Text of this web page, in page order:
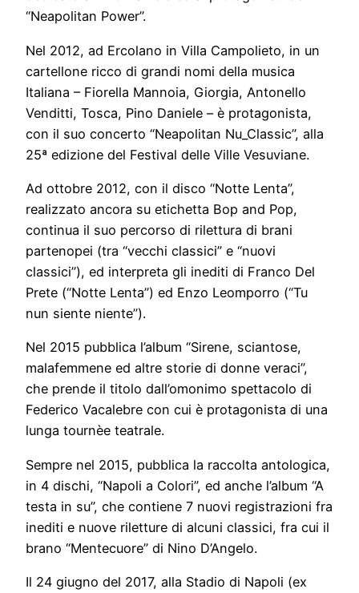
“Neapolitan Power”.
Nel 2012, ad Ercolano in Villa Campolieto, in un
cartellone ricco di grandi nomi della musica
Italiana – Fiorella Mannoia, Giorgia, Antonello
Venditti, Tosca, Pino Daniele – è protagonista,
con il suo concerto “Neapolitan Nu_Classic”, alla
25ª edizione del Festival delle Ville Vesuviane.
Ad ottobre 2012, con il disco “Notte Lenta”,
realizzato ancora su etichetta Bop and Pop,
continua il suo percorso di rilettura di brani
partenopei (tra “vecchi classici” e “nuovi
classici”), ed interpreta gli inediti di Franco Del
Prete (“Notte Lenta”) ed Enzo Leomporro (“Tu
nun siente niente”).
Nel 2015 pubblica l’album “Sirene, sciantose,
malafemmene ed altre storie di donne veraci”,
che prende il titolo dall’omonimo spettacolo di
Federico Vacalebre con cui è protagonista di una
lunga tournèe teatrale.
Sempre nel 2015, pubblica la raccolta antologica,
in 4 dischi, “Napoli a Colori”, ed anche l’album “A
testa in su”, che contiene 7 nuovi registrazioni fra
inediti e nuove riletture di alcuni classici, fra cui il
brano “Mentecuore” di Nino D’Angelo.
Il 24 giugno del 2017, alla Stadio di Napoli (ex